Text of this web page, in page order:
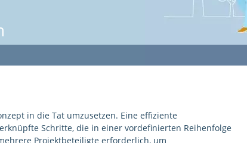
in die Tat umzusetzen. Eine effiziente
Schritte, die in einer vordefinierten Reihenfolge
Projektbeteiligte erforderlich, um